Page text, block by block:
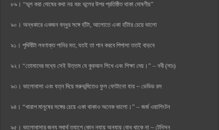
৮৯। “ভূল করা দোষের কথা নয় বরং ভূলের উপর প্রতিষ্ঠিত থাকা দোষণীয়”
৯০। অন্ধকারে একজন বন্ধুর সঙ্গে হাঁটা, আলোতে একা হাঁটার চেয়ে ভালো
৯১। পৃথিবীটা লবণাক্ত পানির মত, যতই তা পান করবে পিপাসা ততই বাড়বে
৯২। “তোমাদের মধ্যে সেই উত্তম যে কুরআন শিখে এবং শিক্ষা দেয়।” – নবী (সাঃ)
৯৩। ভালোবাসা এবং যত্ন দিয়ে মরুভূমিতেও ফুল ফোটানো যায় ~ ডেভিড রস
৯৪। “খারাপ মানুষের সঙ্গের চেয়ে একা থাকাও অনেক ভালো।” – জর্জ ওয়াশিংটন
৯৫। ভালোবাসার জন্য স্বার্থ ত্যাগে কোন ন্যায় অন্যায় বোধ থাকে না ~ টেনিসন